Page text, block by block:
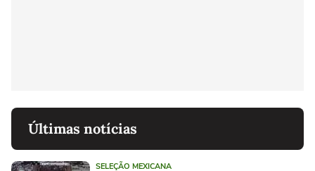
Últimas notícias
SELEÇÃO MEXICANA